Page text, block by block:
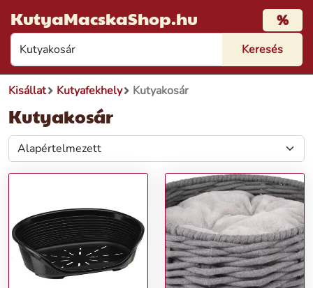
KutyaMacskaShop.hu %
Kisállat Kutyafekhely Kutyakosár
Kutyakosár